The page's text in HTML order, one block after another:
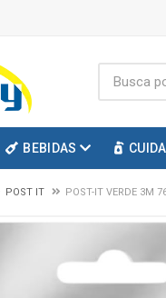
BEBIDAS
POST IT POST-IT VERDE 3M